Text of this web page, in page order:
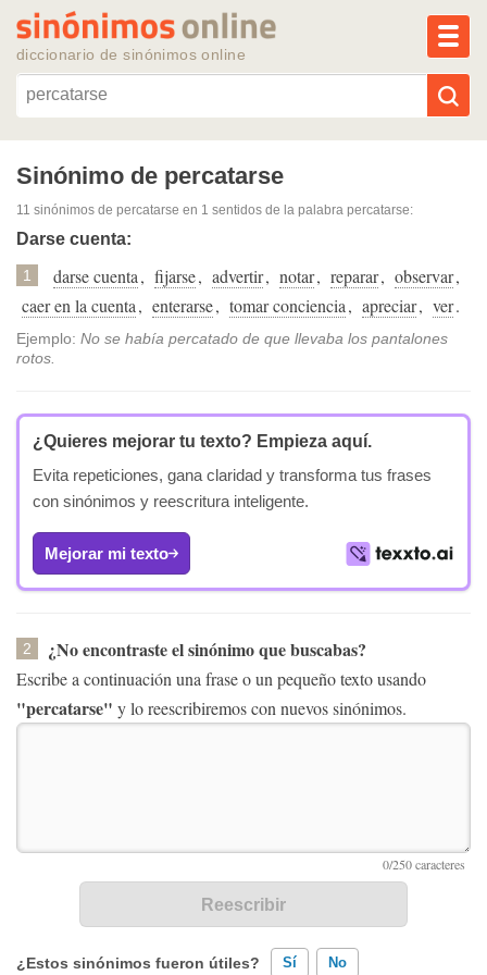
diccionario de sinónimos online
Reescribir texto con IA
Sinónimos populares
Temas populares
Temas recientes
Sinónimo de percatarse
11 sinónimos de percatarse en 1 sentidos de la palabra percatarse:
Darse cuenta:
1 darse cuenta, fijarse, advertir, notar, reparar, observar,
caer en la cuenta, enterarse, tomar conciencia, apreciar, ver.
Ejemplo: No se había percatado de que llevaba los pantalones
rotos.
¿Quieres mejorar tu texto? Empieza aquí.
Evita repeticiones, gana claridad y transforma tus frases
con sinónimos y reescritura inteligente.
Mejorar mi texto
2 ¿No encontraste el sinónimo que buscabas?
Escribe a continuación una frase o un pequeño texto usando
"percatarse" y lo reescribiremos con nuevos sinónimos.
¿Estos sinónimos fueron útiles? Sí No